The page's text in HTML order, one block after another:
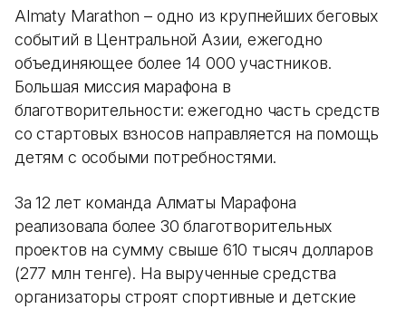
Almaty Marathon – одно из крупнейших беговых
событий в Центральной Азии, ежегодно
объединяющее более 14 000 участников.
Большая миссия марафона в
благотворительности: ежегодно часть средств
со стартовых взносов направляется на помощь
детям с особыми потребностями.
За 12 лет команда Алматы Марафона
реализовала более 30 благотворительных
проектов на сумму свыше 610 тысяч долларов
(277 млн тенге). На вырученные средства
организаторы строят спортивные и детские